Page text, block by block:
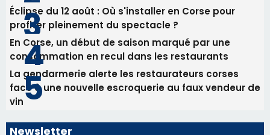
Newsletter
Inscrivez-vous à la newsletter de CNI et recevez par
email les infos les plus importantes et une sélection de
nos meilleurs articles